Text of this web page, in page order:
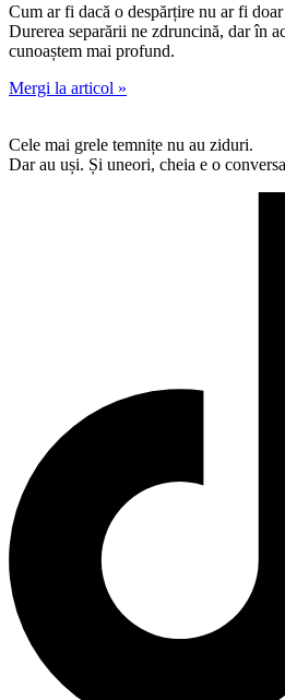
Cum ar fi dacă o despărțire nu ar fi
Durerea separării ne zdruncină, dar în
cunoaștem mai profund.
Mergi la articol »
Cele mai grele temnițe nu au ziduri.
Dar au uși. Și uneori, cheia e o